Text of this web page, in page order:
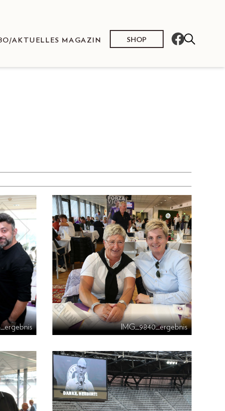
AKTUELLES MAGAZIN SHOP
IMG_9840_ergebnis